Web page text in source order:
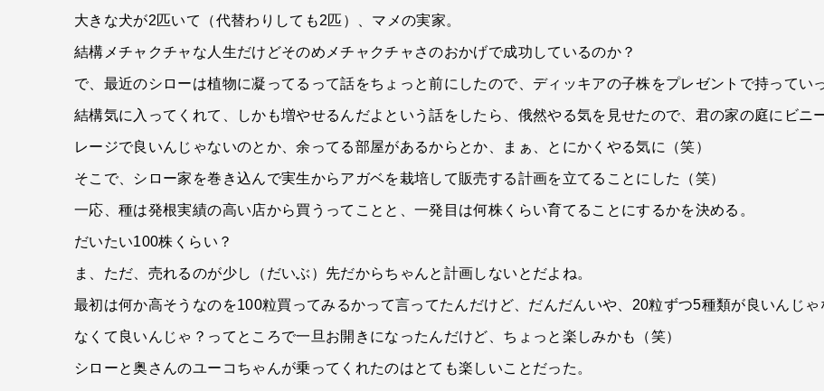
大きな犬が2匹いて（代替わりしても2匹）、マメの実家。
結構メチャクチャな人生だけどそのめメチャクチャさのおかげで成功しているのか？
で、最近のシローは植物に凝ってるって話をちょっと前にしたので、ディッキアの子株をプレゼントで持っていっ
結構気に入ってくれて、しかも増やせるんだよという話をしたら、俄然やる気を見せたので、君の家の庭にビニ
レージで良いんじゃないのとか、余ってる部屋があるからとか、まぁ、とにかくやる気に（笑）
そこで、シロー家を巻き込んで実生からアガベを栽培して販売する計画を立てることにした（笑）
一応、種は発根実績の高い店から買うってことと、一発目は何株くらい育てることにするかを決める。
だいたい100株くらい？
ま、ただ、売れるのが少し（だいぶ）先だからちゃんと計画しないとだよね。
最初は何か高そうなのを100粒買ってみるかって言ってたんだけど、だんだんいや、20粒ずつ5種類が良いんじ
なくて良いんじゃ？ってところで一旦お開きになったんだけど、ちょっと楽しみかも（笑）
シローと奥さんのユーコちゃんが乗ってくれたのはとても楽しいことだった。